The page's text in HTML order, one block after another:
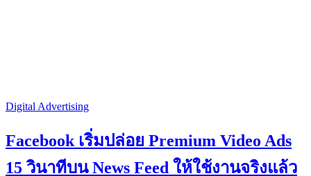
Digital Advertising
Facebook เริ่มปล่อย Premium Video Ads
15 วินาทีบน News Feed ให้ใช้งานจริงแล้ว